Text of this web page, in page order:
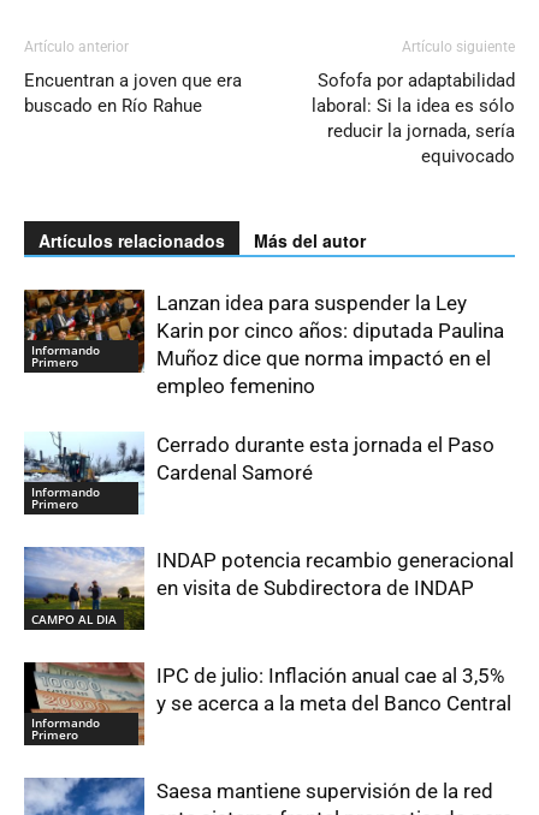
Artículo anterior
Encuentran a joven que era
buscado en Río Rahue
Artículo siguiente
Sofofa por adaptabilidad
laboral: Si la idea es sólo
reducir la jornada, sería
equivocado
Artículos relacionados Más del autor
Informando
Primero
Lanzan idea para suspender la Ley
Karin por cinco años: diputada Paulina
Muñoz dice que norma impactó en el
empleo femenino
Informando
Primero
Cerrado durante esta jornada el Paso
Cardenal Samoré
CAMPO AL DIA
INDAP potencia recambio generacional
en visita de Subdirectora de INDAP
Informando
Primero
IPC de julio: Inflación anual cae al 3,5%
y se acerca a la meta del Banco Central
Saesa mantiene supervisión de la red